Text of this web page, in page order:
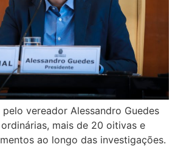
vereador Alessandro Guedes
mais de 20 oitivas e
ao longo das investigações.